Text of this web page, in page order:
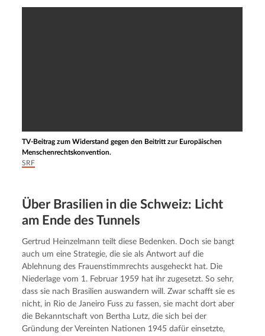
TV-Beitrag zum Widerstand gegen den Beitritt zur Europäischen
Menschenrechtskonvention.
SRF
Über Brasilien in die Schweiz: Licht
am Ende des Tunnels
Gertrud Heinzelmann teilt diese Bedenken. Doch sie bangt
auch um eine Strategie, die sie als Antwort auf die
Ablehnung des Frauenstimmrechts ausgeheckt hat. Die
Niederlage vom 1. Februar 1959 hat ihr zugesetzt. So sehr,
dass sie nach Brasilien auswandern will. Zwar schafft sie es
nicht, in Rio de Janeiro Fuss zu fassen, sie macht dort aber
die Bekanntschaft von Bertha Lutz, die sich bei der
Gründung der Vereinten Nationen 1945 dafür einsetzte,